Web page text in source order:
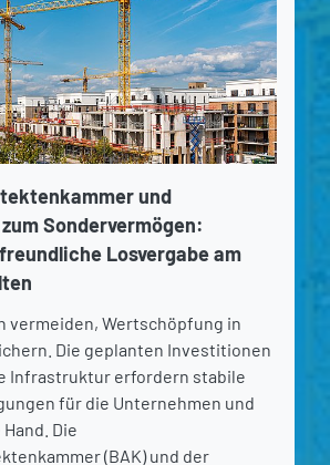
und
Sondervermögen:
Losvergabe am
vermeiden, Wertschöpfung in
Die geplanten Investitionen
Infrastruktur erfordern stabile
für die Unternehmen und
Die
(BAK) und der